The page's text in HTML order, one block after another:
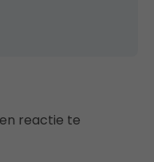
reactie te